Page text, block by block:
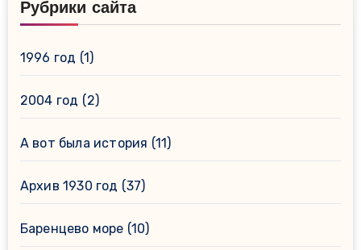
Рубрики сайта
1996 год (1)
2004 год (2)
А вот была история (11)
Архив 1930 год (37)
Баренцево море (10)